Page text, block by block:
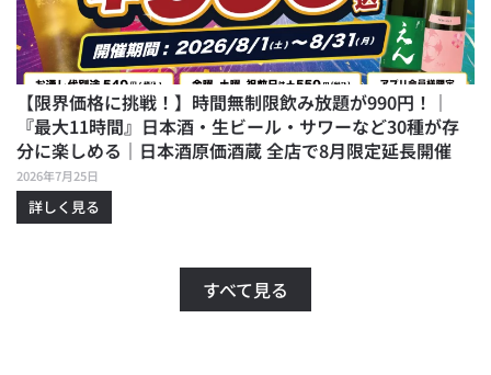
【限界価格に挑戦！】時間無制限飲み放題が990円！｜
『最大11時間』日本酒・生ビール・サワーなど30種が存
分に楽しめる｜日本酒原価酒蔵 全店で8月限定延長開催
2026年7月25日
詳しく見る
すべて見る